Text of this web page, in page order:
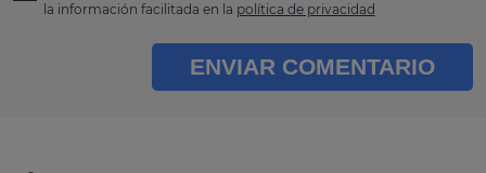
la información facilitada en la política de privacidad
ENVIAR COMENTARIO